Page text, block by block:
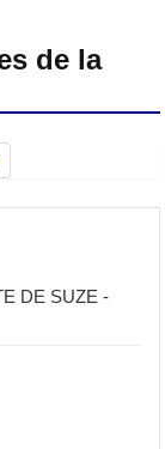
de la
DE SUZE -